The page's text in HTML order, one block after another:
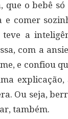
que o bebê
e comer
a
com a
e confiou
explicação,
Ou seja,
também.